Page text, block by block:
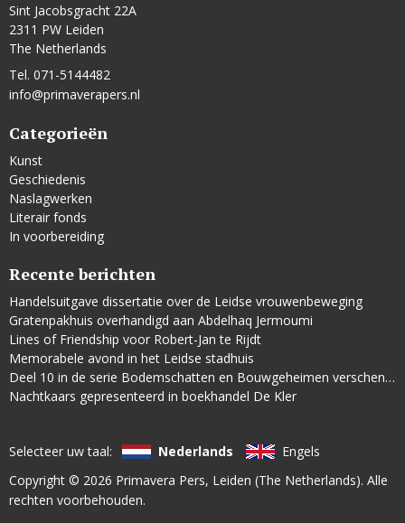
Sint Jacobsgracht 22A
2311 PW Leiden
The Netherlands
Tel. 071-5144482
info@primaverapers.nl
Categorieën
Kunst
Geschiedenis
Naslagwerken
Literair fonds
In voorbereiding
Recente berichten
Handelsuitgave dissertatie over de Leidse vrouwenbeweging
Gratenpakhuis overhandigd aan Abdelhaq Jermoumi
Lines of Friendship voor Robert-Jan te Rijdt
Memorabele avond in het Leidse stadhuis
Deel 10 in de serie Bodemschatten en Bouwgeheimen verschenen
Nachtkaars gepresenteerd in boekhandel De Kler
Selecteer uw taal: Nederlands
Engels
Copyright © 2026 Primavera Pers, Leiden (The Netherlands). Alle
rechten voorbehouden.